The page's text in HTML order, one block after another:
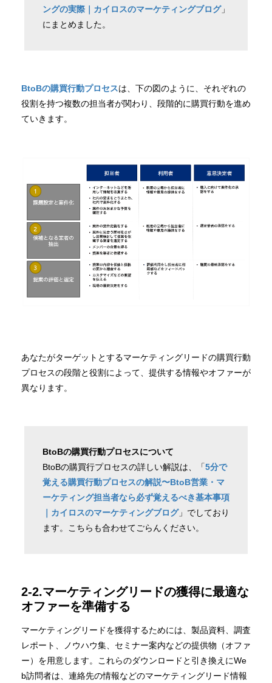
ングの実際｜カイロスのマーケティングブログ」
にまとめました。
BtoBの購買行動プロセスは、下の図のように、それぞれの
役割を持つ複数の担当者が関わり、段階的に購買行動を進め
ていきます。
あなたがターゲットとするマーケティングリードの購買行動
プロセスの段階と役割によって、提供する情報やオファーが
異なります。
BtoBの購買行動プロセスについて
BtoBの購買行プロセスの詳しい解説は、「5分で
覚える購買行動プロセスの解説〜BtoB営業・マ
ーケティング担当者なら必ず覚えるべき基本事項
｜カイロスのマーケティングブログ」でしており
ます。こちらも合わせてごらんください。
2-2.マーケティングリードの獲得に最適な
オファーを準備する
マーケティングリードを獲得するためには、製品資料、調査
レポート、ノウハウ集、セミナー案内などの提供物（オファ
ー）を用意します。これらのダウンロードと引き換えにWe
b訪問者は、連絡先の情報などのマーケティングリード情報